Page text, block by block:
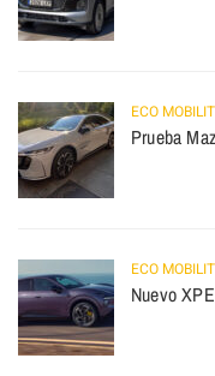
ECO
Prueba
ECO
Nuevo